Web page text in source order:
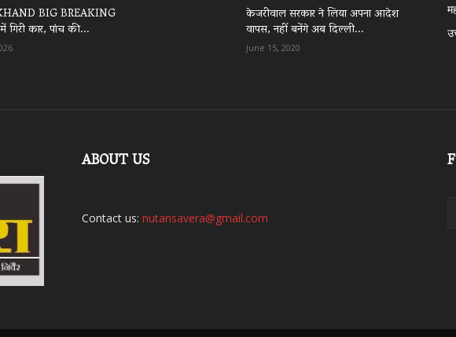
BIG BREAKING
गिरी कार, पांच की...
केजरीवाल सरकार ने लिया अपना आदेश
वापस, नहीं बनेंगे अब दिल्ली...
June 15, 2020
ABOUT US
Contact us: nutansavera@gmail.com